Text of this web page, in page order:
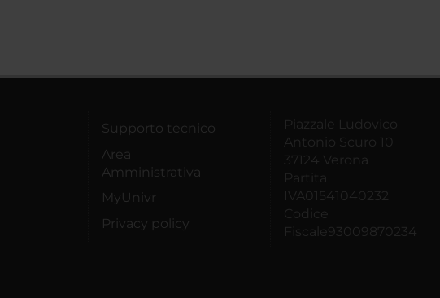
Supporto tecnico
Area
Amministrativa
MyUnivr
Privacy policy
Piazzale Ludovico
Antonio Scuro 10
37124 Verona
Partita
IVA01541040232
Codice
Fiscale93009870234